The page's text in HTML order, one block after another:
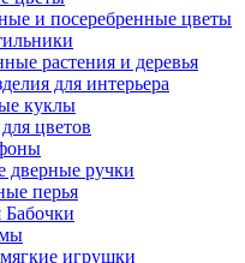
и посеребренные цветы
растения и деревья
для интерьера
куклы
цветов
дверные ручки
перья
игрушки